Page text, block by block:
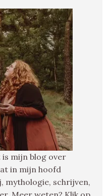
is mijn blog over
in mijn hoofd
mythologie, schrijven,